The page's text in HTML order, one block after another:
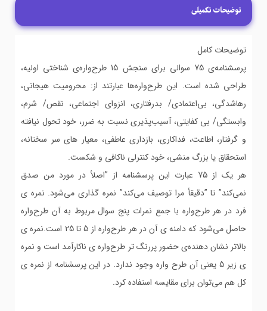
توضیحات تکمیلی
توضیحات کامل
پرسشنامه‌ی 75 سوالی برای سنجش 15 طرح‌واره‌ی شناختی اولیه،
طراحی شده است. این طرح‌واره‌ها عبارتند از: محرومیت هیجانی،
رهاشدگی، بی‌اعتمادی/ بدرفتاری، انزوای اجتماعی، نقص/ شرم،
وابستگی/ بی کفایتی، آسیب‌پذیری نسبت به ضرر، خود تحول نیافته
و گرفتار، اطاعت، فداکاری، بازداری عاطفی، معیار های سر سختانه،
استحقاق یا بزرگ منشی، خود کنترلی ناکافی و شکست.
هر یک از 75 عبارت این پرسشنامه از ”اصلأ در مورد من صدق
نمی‌کند” تا ”دقیقأ مرا توصیف می‌کند” نمره گذاری می‌شود. نمره ی
فرد در هر طرح‌واره با جمع نمرات پنج سوال مربوط به آن طرح‌واره
حاصل می‌شود که دامنه ی آن در هر طرح‌واره از 5 تا 25 است.نمره ی
بالاتر نشان دهنده‌ی حضور پررنگ تر طرح‌واره ی ناکارآمد است و نمره
ی زیر 5 یعنی آن طرح واره وجود ندارد. در این پرسشنامه از نمره ی
کل هم می‌توان برای مقایسه استفاده کرد.